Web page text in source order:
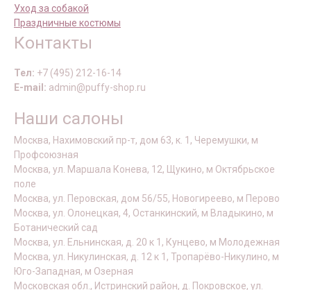
Уход за собакой
Праздничные костюмы
Контакты
Тел: +7 (495) 212-16-14
E-mail: admin@puffy-shop.ru
Наши салоны
Москва, Нахимовский пр-т, дом 63, к. 1, Черемушки, м
Профсоюзная
Москва, ул. Маршала Конева, 12, Щукино, м Октябрьское
поле
Москва, ул. Перовская, дом 56/55, Новогиреево, м Перово
Москва, ул. Олонецкая, 4, Останкинский, м Владыкино, м
Ботанический сад
Москва, ул. Ельнинская, д. 20 к 1, Кунцево, м Молодежная
Москва, ул. Никулинская, д. 12 к 1, Тропарёво-Никулино, м
Юго-Западная, м Озерная
Московская обл., Истринский район, д. Покровское, ул.